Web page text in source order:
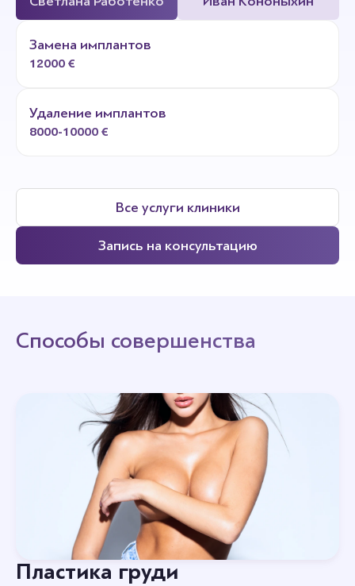
Замена имплантов
12000 €
Удаление имплантов
8000-10000 €
Все услуги клиники
Запись на консультацию
Способы совершенства
Пластика груди